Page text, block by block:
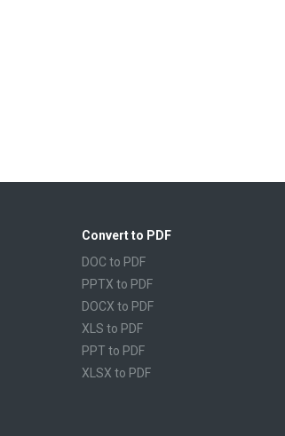
Convert to PDF
DOC to PDF
PPTX to PDF
DOCX to PDF
XLS to PDF
PPT to PDF
XLSX to PDF